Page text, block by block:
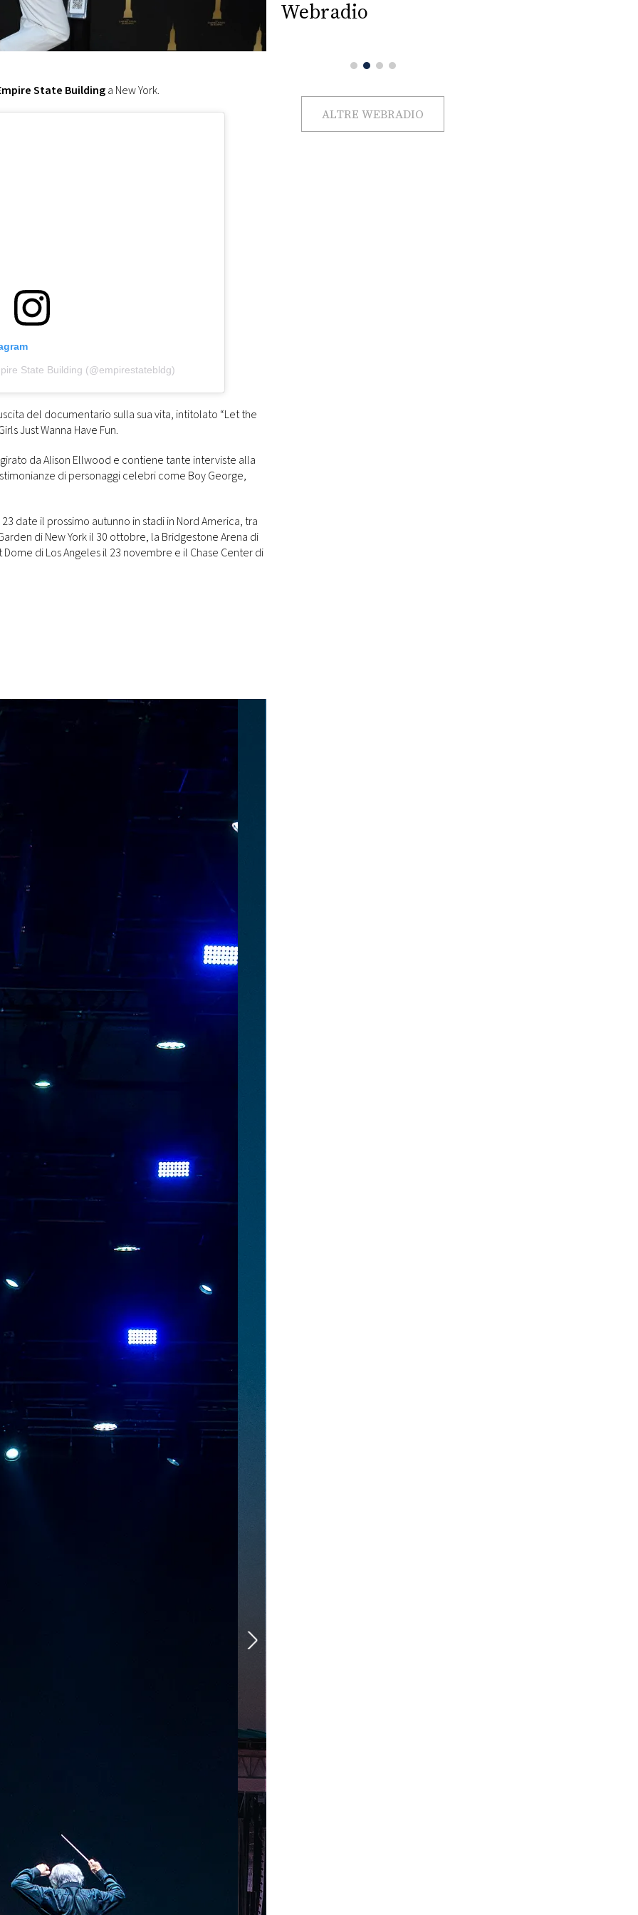
State Buildinga New York.
State Building (@empirestatebldg)
del documentario sulla sua vita, intitolato “Let the
Just Wanna Have Fun.
da Alison Ellwood e contiene tante interviste alla
di personaggi celebri come Boy George,
date il prossimo autunno in stadi in Nord America, tra
di New York il 30 ottobre, la Bridgestone Arena di
di Los Angeles il 23 novembre e il Chase Center di
Webradio
ALTRE WEBRADIO